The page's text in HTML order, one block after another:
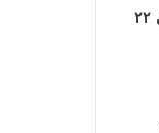
💢 جلسه آمادگی بیمارستان ۲۲